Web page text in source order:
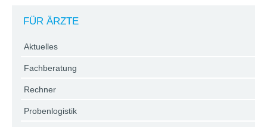
FÜR ÄRZTE
Aktuelles
Fachberatung
Rechner
Probenlogistik